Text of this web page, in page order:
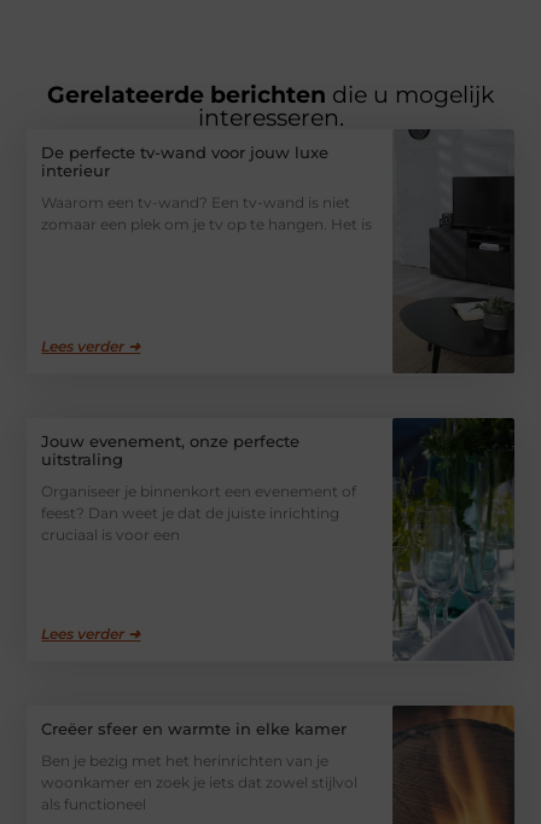
Gerelateerde berichten die u mogelijk
interesseren.
De perfecte tv-wand voor jouw luxe
interieur
Waarom een tv-wand? Een tv-wand is niet
zomaar een plek om je tv op te hangen. Het is
Lees verder ➜
Jouw evenement, onze perfecte
uitstraling
Organiseer je binnenkort een evenement of
feest? Dan weet je dat de juiste inrichting
cruciaal is voor een
Lees verder ➜
Creëer sfeer en warmte in elke kamer
Ben je bezig met het herinrichten van je
woonkamer en zoek je iets dat zowel stijlvol
als functioneel